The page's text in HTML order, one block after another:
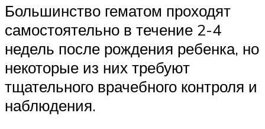
Большинство гематом проходят
самостоятельно в течение 2-4
недель после рождения ребенка, но
некоторые из них требуют
тщательного врачебного контроля и
наблюдения.